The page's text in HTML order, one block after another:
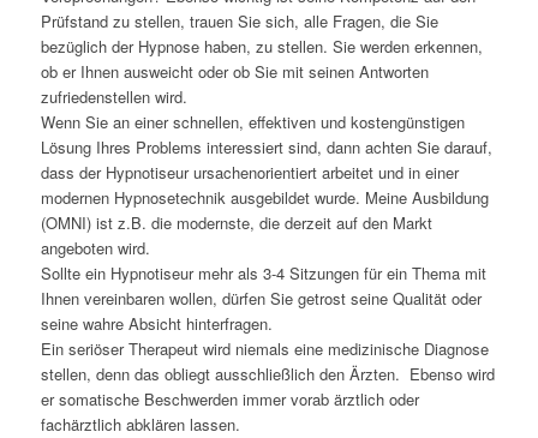
Prüfstand zu stellen, trauen Sie sich, alle Fragen, die Sie
bezüglich der Hypnose haben, zu stellen. Sie werden erkennen,
ob er Ihnen ausweicht oder ob Sie mit seinen Antworten
zufriedenstellen wird.
Wenn Sie an einer schnellen, effektiven und kostengünstigen
Lösung Ihres Problems interessiert sind, dann achten Sie darauf,
dass der Hypnotiseur ursachenorientiert arbeitet und in einer
modernen Hypnosetechnik ausgebildet wurde. Meine Ausbildung
(OMNI) ist z.B. die modernste, die derzeit auf den Markt
angeboten wird.
Sollte ein Hypnotiseur mehr als 3-4 Sitzungen für ein Thema mit
Ihnen vereinbaren wollen, dürfen Sie getrost seine Qualität oder
seine wahre Absicht hinterfragen.
Ein seriöser Therapeut wird niemals eine medizinische Diagnose
stellen, denn das obliegt ausschließlich den Ärzten. Ebenso wird
er somatische Beschwerden immer vorab ärztlich oder
fachärztlich abklären lassen.